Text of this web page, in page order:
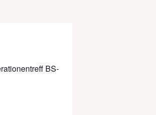
BS-